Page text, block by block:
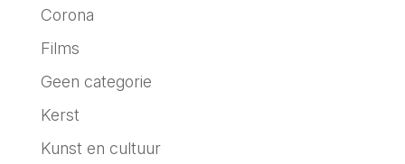
Corona
Films
Geen categorie
Kerst
Kunst en cultuur